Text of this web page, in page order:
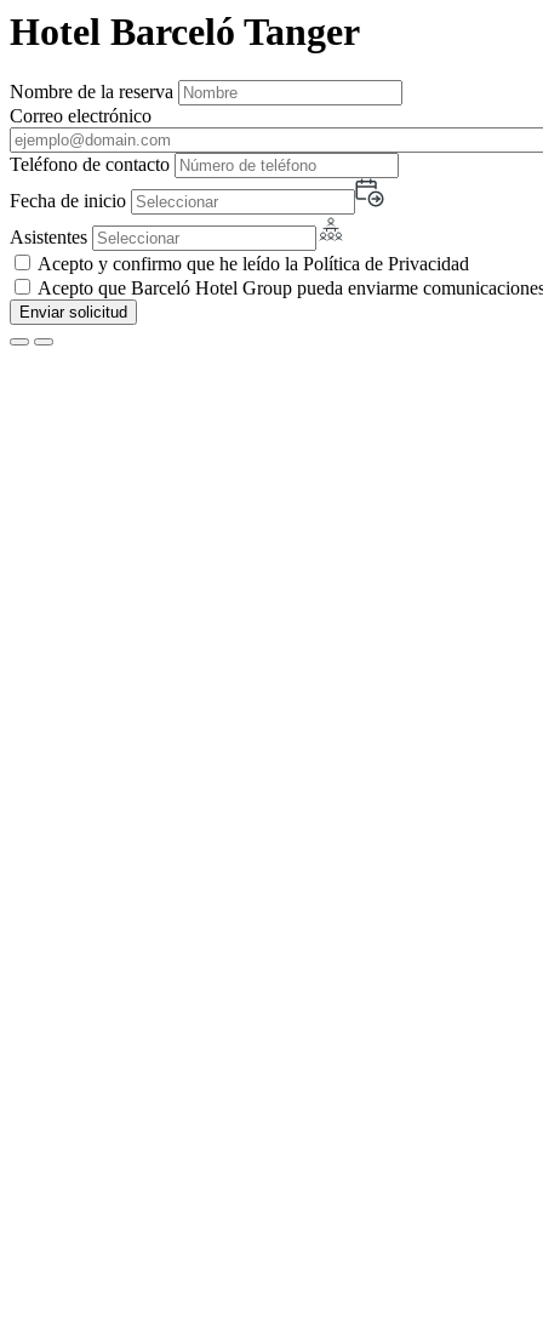
Hotel Barceló Tanger
Nombre de la reserva
Correo electrónico
Teléfono de contacto
Fecha de inicio
Asistentes
Acepto y confirmo que he leído la Política de Privacidad
Acepto que Barceló Hotel Group pueda enviarme
Enviar solicitud